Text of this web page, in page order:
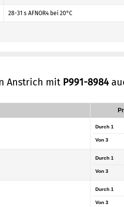
28-31 s AFNOR4 bei 20°C
Anstrich mit P991-8984
Durch 1
Von 3
Durch 1
Von 3
Durch 1
Von 3